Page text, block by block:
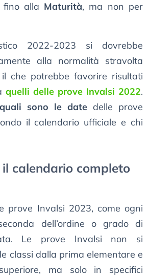
fino alla Maturità, ma non per
2022-2023 si dovrebbe
alla normalità stravolta
che potrebbe favorire risultati
quelli delle prove Invalsi 2022.
quali sono le date delle prove
il calendario ufficiale e chi
calendario completo
prove Invalsi 2023, come ogni
dell’ordine o grado di
Le prove Invalsi non si
classi dalla prima elementare e
ma solo in specifici